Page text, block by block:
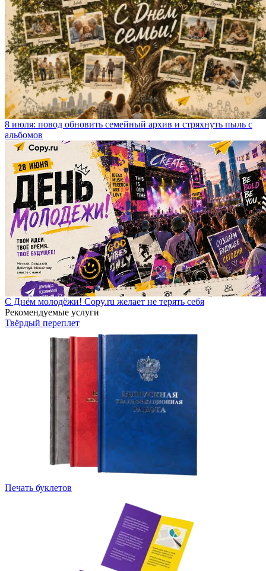
8 июля: повод обновить семейный архив и стряхнуть пыль с
альбомов
С Днём молодёжи! Copy.ru желает не терять себя
Рекомендуемые услуги
Твёрдый переплет
Печать буклетов